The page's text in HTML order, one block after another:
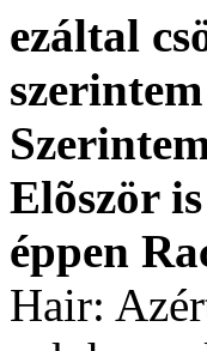
ezáltal
Elõször
éppen
Hair: